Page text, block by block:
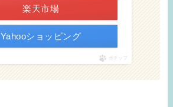
楽天市場
Yahooショッピング
ポチップ